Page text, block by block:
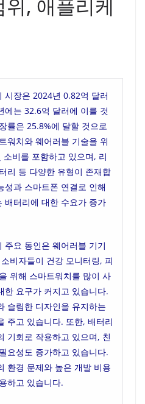
, 애플리케
시장은 2024년 0.82억 달러
에는 32.6억 달러에 이를 것
률은 25.8%에 달할 것으로
워치와 웨어러블 기술을 위
비를 포함하고 있으며, 리
리 등 다양한 유형이 존재합
성과 스마트폰 연결로 인해
배터리에 대한 수요가 증가
주요 동인은 웨어러블 기기
비자들이 건강 모니터링, 피
위해 스마트워치를 많이 사
한 요구가 커지고 있습니다.
슬림한 디자인을 유지하는
주고 있습니다. 또한, 배터리
기회로 작용하고 있으며, 친
요성도 증가하고 있습니다.
환경 문제와 높은 개발 비용
하고 있습니다.